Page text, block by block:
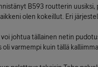
B593 routterin
olen kokeillut. Eri
voi johtua tällainen netin
oli varmempi kuin tällä